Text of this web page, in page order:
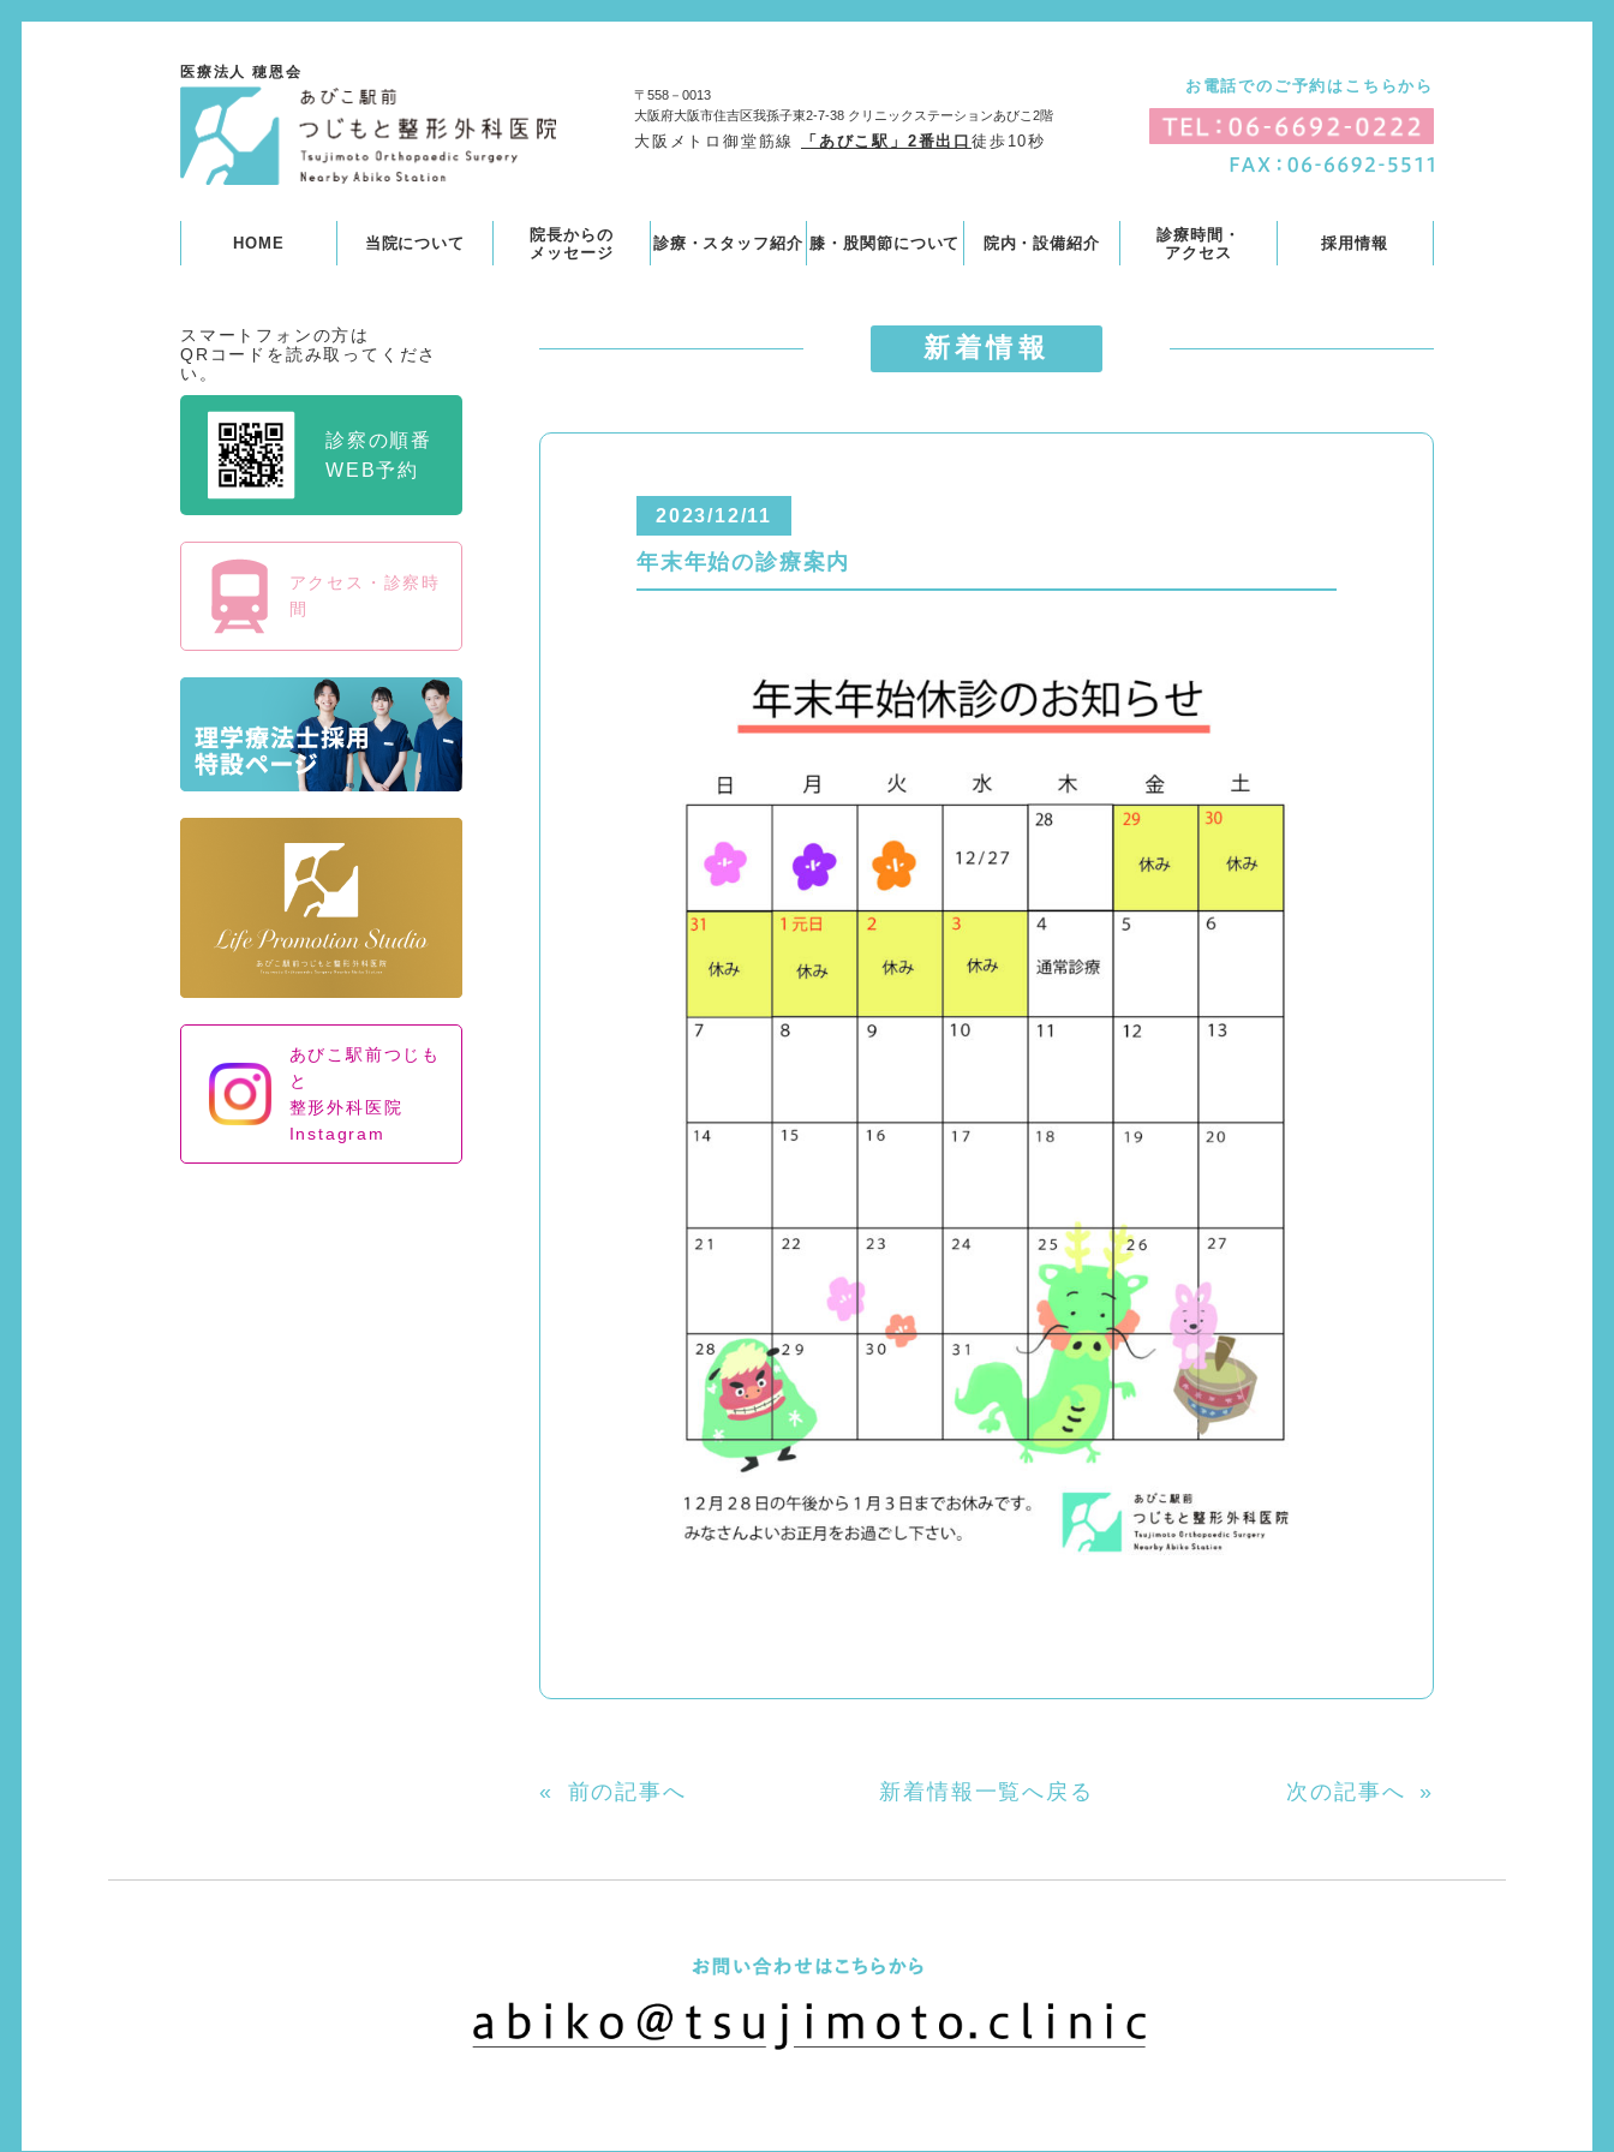
医療法人 穂恩会
〒558－0013
大阪府大阪市住吉区我孫子東2-7-38 クリニックステーションあびこ2階
大阪メトロ御堂筋線 「あびこ駅」2番出口 徒歩10秒
お電話でのご予約はこちらから
HOME 当院について
院長からの
メッセージ
診療・スタッフ紹介 膝・股関節について 院内・設備紹介
診療時間・
アクセス
採用情報
新着情報
2023/12/11
年末年始の診療案内
« 前の記事へ 新着情報一覧へ戻る 次の記事へ »
スマートフォンの方は
QRコードを読み取ってくださ
い。
診察の順番
WEB予約
アクセス・診察時
間
あびこ駅前つじも
と
整形外科医院
Instagram